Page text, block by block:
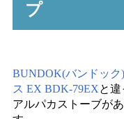
プ
BUNDOK(バンドック
ス EX BDK-79EXと
アルパカストーブが